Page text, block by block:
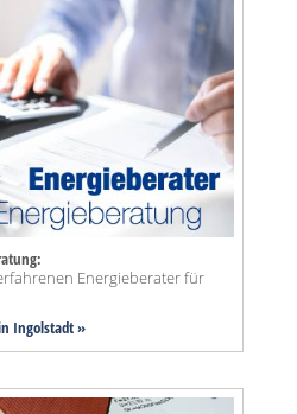
Energieberater für
Ingolstadt »